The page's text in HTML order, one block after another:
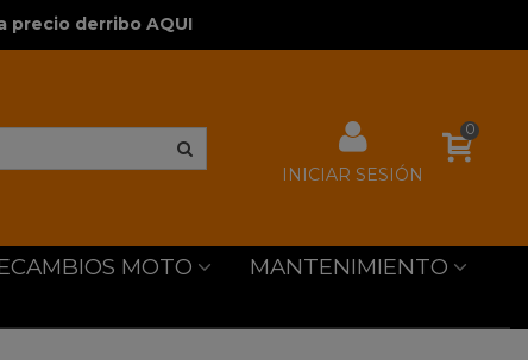
precio derribo AQUI
INICIAR SESIÓN
0
MOTO
MANTENIMIENTO